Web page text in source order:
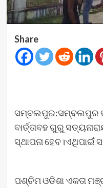
Share
ସମ୍ବଲପୁର:ସମ୍ବଲପୁର
ବାର୍ତ୍ତାବହ ଗୁରୁ
ସ୍ଥାପନା
ପଶ୍ଚିମ ଓଡିଶା ଏକତା